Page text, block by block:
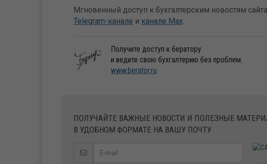
Мгновенный доступ к бухгалтерским новостям
Telegram-канале и канале Max.
Получите доступ к бератору
и ведите свою бухгалтерию без проблем.
www.berator.ru
ПОЛУЧАЙТЕ ВАЖНЫЕ НОВОСТИ И ПОЛЕЗНЫЕ
В УДОБНОМ ФОРМАТЕ НА ВАШУ ПОЧТУ